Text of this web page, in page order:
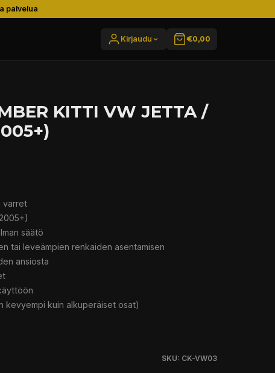
palvelua
Kirjaudu €0,00
KITTI VW JETTA /
varret
säätö
tai leveämpien renkaiden asentamisen
ansiosta
kevyempi kuin alkuperäiset osat)
SKU: CK-VW03